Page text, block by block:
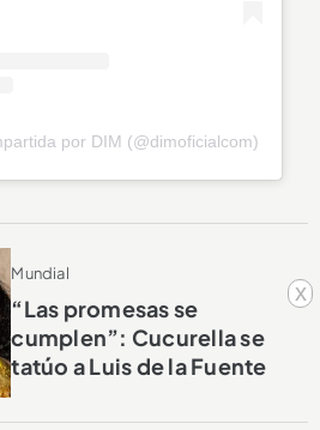
x
por DIM (@dimoficialcom)
Mundial
“Las promesas se
cumplen”: Cucurella se
tatúo a Luis de la Fuente